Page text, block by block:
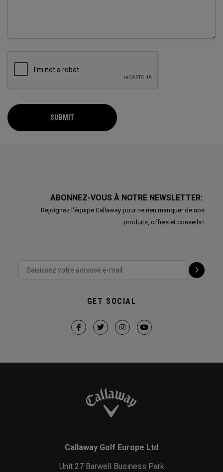
SUBMIT
ABONNEZ-VOUS À NOTRE NEWSLETTER:
Rejoignez l'équipe Callaway pour ne rien manquer de nos
produits, offres et conseils !
GET SOCIAL
Callaway Golf Europe Ltd
Unit 27 Barwell Business Park